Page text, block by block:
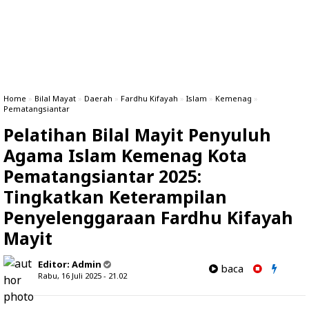
Home » Bilal Mayat » Daerah » Fardhu Kifayah » Islam » Kemenag »
Pematangsiantar
Pelatihan Bilal Mayit Penyuluh
Agama Islam Kemenag Kota
Pematangsiantar 2025:
Tingkatkan Keterampilan
Penyelenggaraan Fardhu Kifayah
Mayit
Editor: Admin
Rabu, 16 Juli 2025 - 21.02
baca